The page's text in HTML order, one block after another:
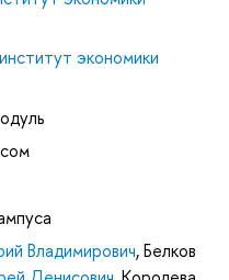
экономики
Владимирович,Белков